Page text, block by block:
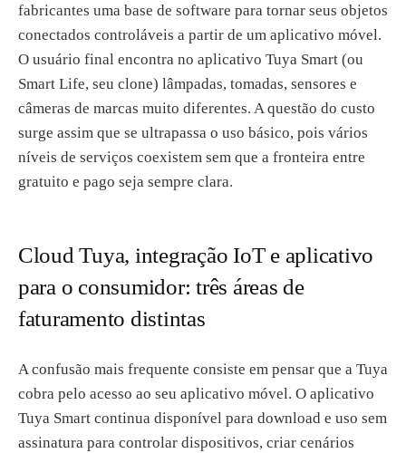
fabricantes uma base de software para tornar seus objetos
conectados controláveis a partir de um aplicativo móvel.
O usuário final encontra no aplicativo Tuya Smart (ou
Smart Life, seu clone) lâmpadas, tomadas, sensores e
câmeras de marcas muito diferentes. A questão do custo
surge assim que se ultrapassa o uso básico, pois vários
níveis de serviços coexistem sem que a fronteira entre
gratuito e pago seja sempre clara.
Cloud Tuya, integração IoT e aplicativo
para o consumidor: três áreas de
faturamento distintas
A confusão mais frequente consiste em pensar que a Tuya
cobra pelo acesso ao seu aplicativo móvel. O aplicativo
Tuya Smart continua disponível para download e uso sem
assinatura para controlar dispositivos, criar cenários